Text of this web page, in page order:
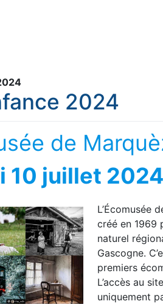
2024
de
10 juillet 2024
L’Écomusée
créé en 1969
naturel
Gascogne.
premiers
L’accès au
uniquement